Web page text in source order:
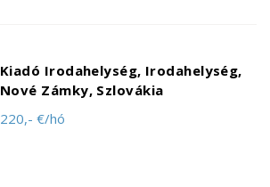
Kiadó Irodahelység, Irodahelység,
Nové Zámky, Szlovákia
220,- €/hó